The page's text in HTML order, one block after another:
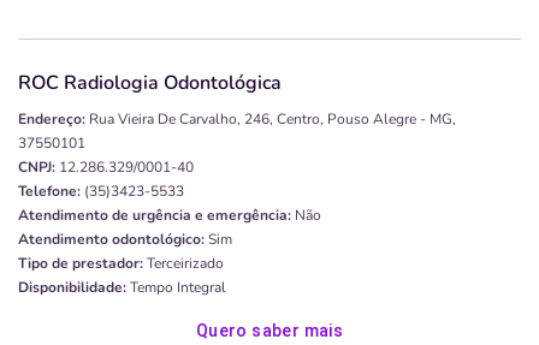
ROC Radiologia Odontológica
Endereço: Rua Vieira De Carvalho, 246, Centro, Pouso Alegre - MG,
37550101
CNPJ: 12.286.329/0001-40
Telefone: (35)3423-5533
Atendimento de urgência e emergência: Não
Atendimento odontológico:Sim
Tipo de prestador:Terceirizado
Disponibilidade:Tempo Integral
Quero saber mais